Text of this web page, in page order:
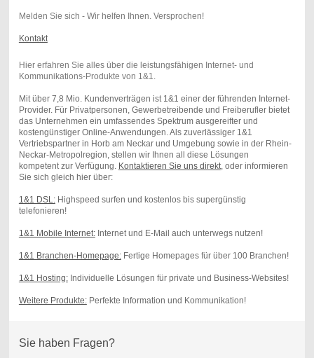
Melden Sie sich - Wir helfen Ihnen. Versprochen!
Kontakt
Hier erfahren Sie alles über die leistungsfähigen Internet- und
Kommunikations-Produkte von 1&1.
Mit über 7,8 Mio. Kundenverträgen ist 1&1 einer der führenden Internet-
Provider. Für Privatpersonen, Gewerbetreibende und Freiberufler bietet
das Unternehmen ein umfassendes Spektrum ausgereifter und
kostengünstiger Online-Anwendungen. Als zuverlässiger 1&1
Vertriebspartner in Horb am Neckar und Umgebung sowie in der Rhein-
Neckar-Metropolregion, stellen wir Ihnen all diese Lösungen
kompetent zur Verfügung. Kontaktieren Sie uns direkt, oder informieren
Sie sich gleich hier über:
1&1 DSL:Highspeed surfen und kostenlos bis supergünstig
telefonieren!
1&1 Mobile Internet:Internet und E-Mail auch unterwegs nutzen!
1&1 Branchen-Homepage: Fertige Homepages für über 100 Branchen!
1&1 Hosting: Individuelle Lösungen für private und Business-Websites!
Weitere Produkte:Perfekte Information und Kommunikation!
Sie haben Fragen?